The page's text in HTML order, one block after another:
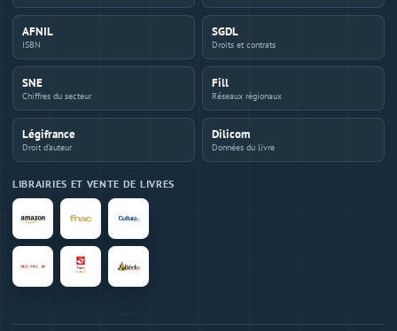
AFNIL
ISBN
SGDL
Droits et contrats
SNE
Chiffres du secteur
Fill
Réseaux régionaux
Légifrance
Droit d'auteur
Dilicom
Données du livre
LIBRAIRIES ET VENTE DE LIVRES